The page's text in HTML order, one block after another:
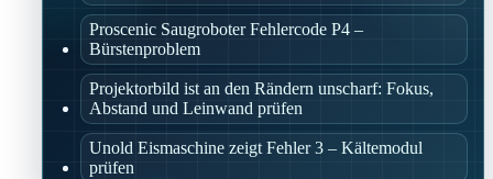
Proscenic Saugroboter Fehlercode P4 –
Bürstenproblem
Projektorbild ist an den Rändern unscharf: Fokus,
Abstand und Leinwand prüfen
Unold Eismaschine zeigt Fehler 3 – Kältemodul
prüfen